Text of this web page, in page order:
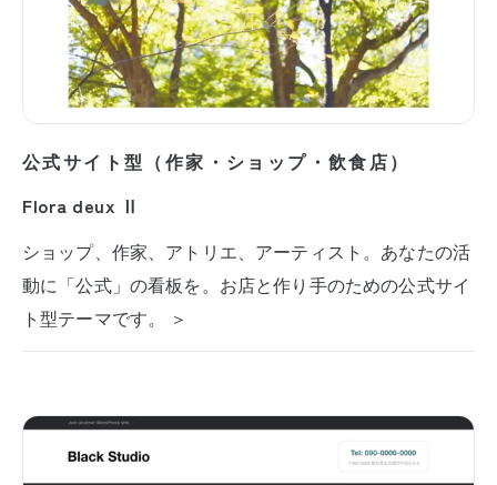
公式サイト型（作家・ショップ・飲食店）
Flora deux Ⅱ
ショップ、作家、アトリエ、アーティスト。あなたの活
動に「公式」の看板を。お店と作り手のための公式サイ
ト型テーマです。 ＞